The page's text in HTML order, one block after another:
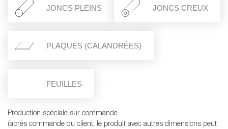
JONCS PLEINS JONCS CREUX
PLAQUES (CALANDRÉES)
FEUILLES
Production spéciale sur commande
(après commande du client, le produit avec autres dimensions peut